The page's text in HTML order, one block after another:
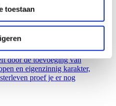
toestaan
door de toevoeging van
en eigenzinnig karakter,
proef je er nog